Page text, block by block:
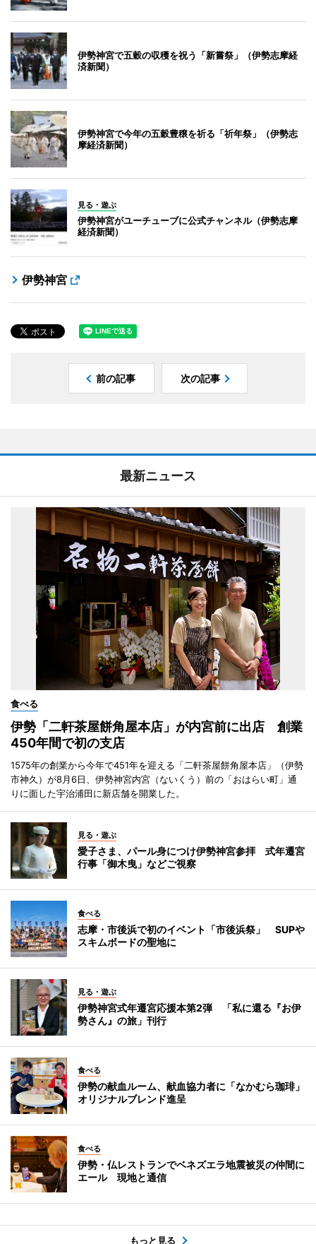
伊勢神宮で五穀の収穫を祝う「新嘗祭」（伊勢志摩経
済新聞）
伊勢神宮で今年の五穀豊穣を祈る「祈年祭」（伊勢志
摩経済新聞）
見る・遊ぶ
伊勢神宮がユーチューブに公式チャンネル（伊勢志摩
経済新聞）
伊勢神宮
前の記事 次の記事
最新ニュース
食べる
伊勢「二軒茶屋餅角屋本店」が内宮前に出店 創業
450年間で初の支店
1575年の創業から今年で451年を迎える「二軒茶屋餅角屋本店」（伊勢
市神久）が8月6日、伊勢神宮内宮（ないくう）前の「おはらい町」通
りに面した宇治浦田に新店舗を開業した。
見る・遊ぶ
愛子さま、パール身につけ伊勢神宮参拝 式年遷宮
行事「御木曳」などご視察
食べる
志摩・市後浜で初のイベント「市後浜祭」 SUPや
スキムボードの聖地に
見る・遊ぶ
伊勢神宮式年遷宮応援本第2弾 「私に還る『お伊
勢さん』の旅」刊行
食べる
伊勢の献血ルーム、献血協力者に「なかむら珈琲」
オリジナルブレンド進呈
食べる
伊勢・仏レストランでベネズエラ地震被災の仲間に
エール 現地と通信
もっと見る